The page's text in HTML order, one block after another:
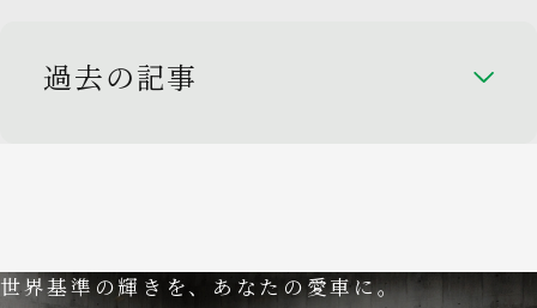
過去の記事
世界基準の輝きを、あなたの愛車に。